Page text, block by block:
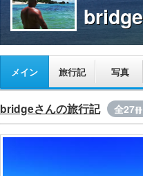
bridge
メイン 旅行記 写真
bridgeさんの旅行記 全27冊